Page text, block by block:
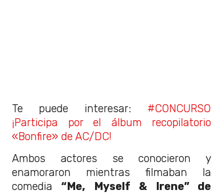
Te puede interesar: #CONCURSO
¡Participa por el álbum recopilatorio
«Bonfire» de AC/DC!
Ambos actores se conocieron y
enamoraron mientras filmaban la
comedia“Me, Myself & Irene” de